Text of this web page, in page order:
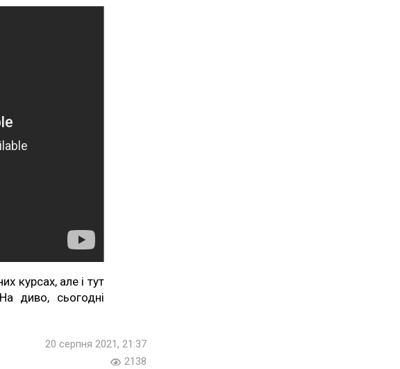
курсах, але і тут
диво, сьогодні
20 серпня 2021, 21:37
2138